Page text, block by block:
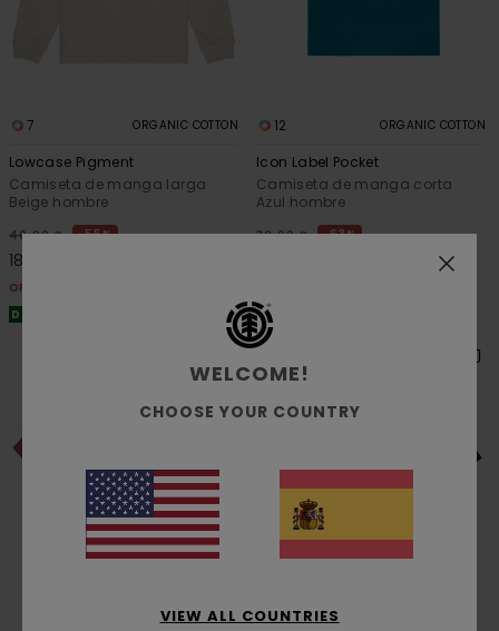
7 ORGANIC COTTON
Lowcase Pigment
Camiseta de manga larga
Beige hombre
40,00 € 55%
18,00 €
OFERTAS
DOBLE PROMO -25% EXTRA
12 ORGANIC COTTON
Icon Label Pocket
Camiseta de manga corta
Azul hombre
30,00 € 63%
DOBLE PROMO -25% EXTRA
WELCOME!
CHOOSE YOUR COUNTRY
VIEW ALL COUNTRIES